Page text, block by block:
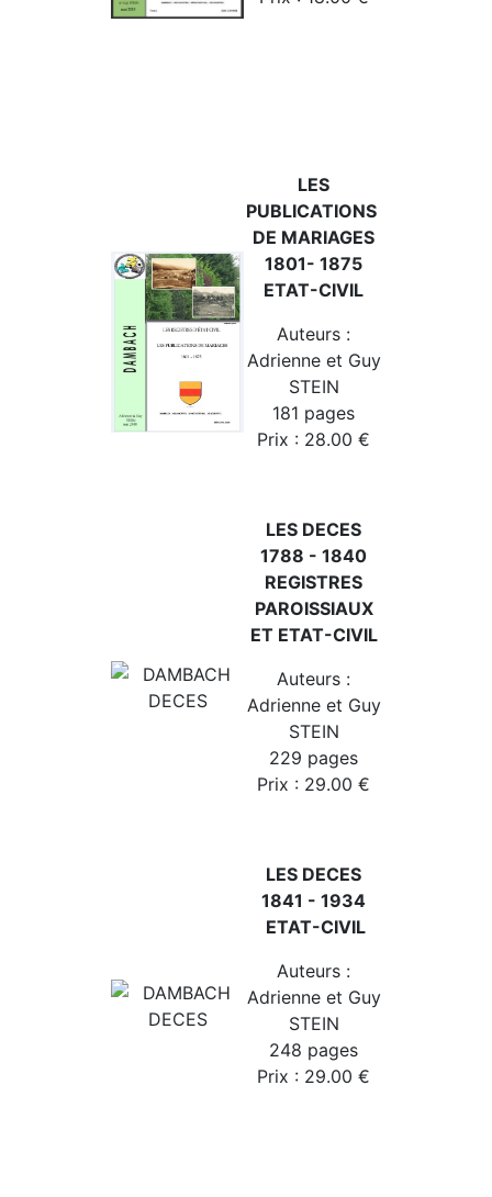
LES
PUBLICATIONS
DE MARIAGES
1801- 1875
ETAT-CIVIL
Auteurs :
Adrienne et Guy
STEIN
181 pages
Prix : 28.00 €
LES DECES
1788 - 1840
REGISTRES
PAROISSIAUX
ET ETAT-CIVIL
Auteurs :
Adrienne et Guy
STEIN
229 pages
Prix : 29.00 €
LES DECES
1841 - 1934
ETAT-CIVIL
Auteurs :
Adrienne et Guy
STEIN
248 pages
Prix : 29.00 €